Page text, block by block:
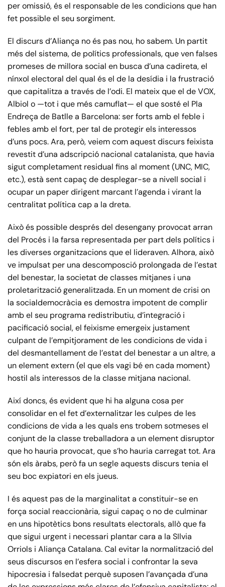
per omissió, és el responsable de les condicions que han
fet possible el seu sorgiment.
El discurs d’Aliança no és pas nou, ho sabem. Un partit
més del sistema, de polítics professionals, que ven falses
promeses de millora social en busca d’una cadireta, el
nínxol electoral del qual és el de la desídia i la frustració
que capitalitza a través de l’odi. El mateix que el de VOX,
Albiol o —tot i que més camuflat— el que sosté el Pla
Endreça de Batlle a Barcelona: ser forts amb el feble i
febles amb el fort, per tal de protegir els interessos
d’uns pocs. Ara, però, veiem com aquest discurs feixista
revestit d’una adscripció nacional catalanista, que havia
sigut completament residual fins al moment (UNC, MIC,
etc.), està sent capaç de desplegar-se a nivell social i
ocupar un paper dirigent marcant l’agenda i virant la
centralitat política cap a la dreta.
Això és possible després del desengany provocat arran
del Procés i la farsa representada per part dels polítics i
les diverses organitzacions que el lideraven. Alhora, això
ve impulsat per una descomposció prolongada de l’estat
del benestar, la societat de classes mitjanes i una
proletarització generalitzada. En un moment de crisi on
la socialdemocràcia es demostra impotent de complir
amb el seu programa redistributiu, d’integració i
pacificació social, el feixisme emergeix justament
culpant de l’empitjorament de les condicions de vida i
del desmantellament de l’estat del benestar a un altre, a
un element extern (el que els vagi bé en cada moment)
hostil als interessos de la classe mitjana nacional.
Així doncs, és evident que hi ha alguna cosa per
consolidar en el fet d’externalitzar les culpes de les
condicions de vida a les quals ens trobem sotmeses el
conjunt de la classe treballadora a un element disruptor
que ho hauria provocat, que s’ho hauria carregat tot. Ara
són els àrabs, però fa un segle aquests discurs tenia el
seu boc expiatori en els jueus.
I és aquest pas de la marginalitat a constituir-se en
força social reaccionària, sigui capaç o no de culminar
en uns hipotètics bons resultats electorals, allò que fa
que sigui urgent i necessari plantar cara a la SIlvia
Orriols i Aliança Catalana. Cal evitar la normalització del
seus discursos en l’esfera social i confrontar la seva
hipocresia i falsedat perquè suposen l’avançada d’una